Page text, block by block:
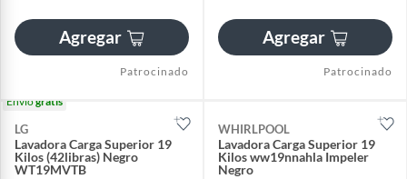
Agregar
Patrocinado
Agregar
Patrocinado
Envíogratis
LG
Lavadora Carga Superior 19
Kilos (42libras) Negro
WT19MVTB
WHIRLPOOL
Lavadora Carga Superior 19
Kilos ww19nnahla Impeler
Negro